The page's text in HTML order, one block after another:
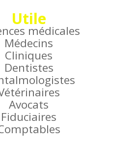
Utile
médicales
Médecins
Cliniques
Dentistes
Avocats
Fiduciaires